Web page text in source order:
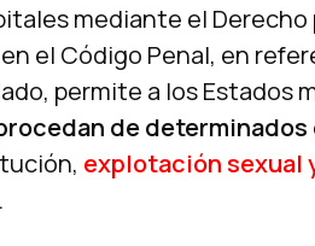
mediante el Derecho
el Código Penal, en
permite a los Estados
de
explotación sexual
.